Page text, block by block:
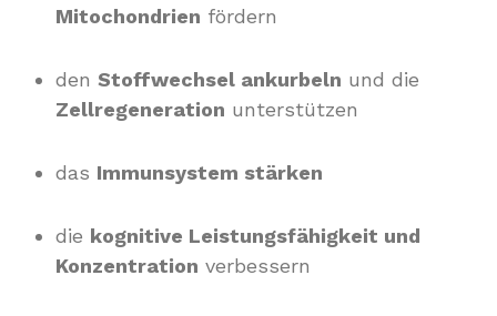
Mitochondrien fördern
den Stoffwechsel ankurbeln und die
Zellregeneration unterstützen
das Immunsystem stärken
die kognitive Leistungsfähigkeit und
Konzentration verbessern